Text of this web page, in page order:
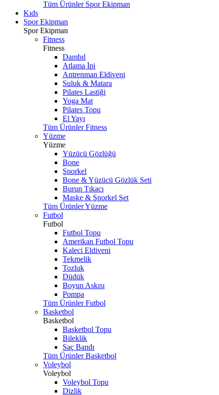
Tüm Ürünler Spor Ekipman
Kıds
Spor Ekipman
Spor Ekipman
Fitness
Fitness
Dambıl
Atlama İpi
Antrenman Eldiveni
Suluk & Matara
Pilates Lastiği
Yoga Mat
Pilates Topu
El Yayı
Tüm Ürünler Fitness
Yüzme
Yüzme
Yüzücü Gözlüğü
Bone
Şnorkel
Bone & Yüzücü Gözlük Seti
Burun Tıkacı
Maske & Şnorkel Set
Tüm Ürünler Yüzme
Futbol
Futbol
Futbol Topu
Amerikan Futbol Topu
Kaleci Eldiveni
Tekmelik
Tozluk
Düdük
Boyun Askısı
Pompa
Tüm Ürünler Futbol
Basketbol
Basketbol
Basketbol Topu
Bileklik
Saç Bandı
Tüm Ürünler Basketbol
Voleybol
Voleybol
Voleybol Topu
Dizlik